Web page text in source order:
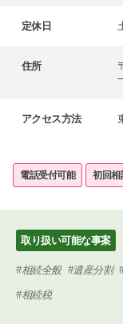
定休日
住所
アクセス方法
電話受付可能 初回相
取り扱い可能な事案
相続全般 遺産分割
相続税